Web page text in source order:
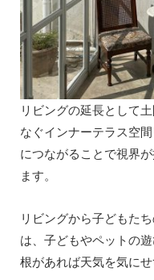
リビングの延長として
なぐインナーテラス空
につながることで視界
ます。
リビングから子どもた
は、子どもやペットの
根があれば天気を気にせ